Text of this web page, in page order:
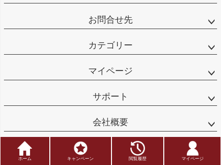
お問合せ先
カテゴリー
マイページ
サポート
会社概要
ホーム キャンペーン 閲覧履歴 マイページ
Copyright © FUKUUME_HOMPO All Rights Reserved